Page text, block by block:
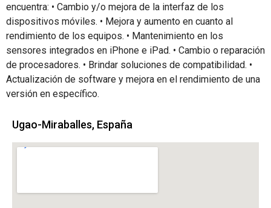
encuentra: • Cambio y/o mejora de la interfaz de los
dispositivos móviles. • Mejora y aumento en cuanto al
rendimiento de los equipos. • Mantenimiento en los
sensores integrados en iPhone e iPad. • Cambio o reparación
de procesadores. • Brindar soluciones de compatibilidad. •
Actualización de software y mejora en el rendimiento de una
versión en específico.
Ugao-Miraballes, España